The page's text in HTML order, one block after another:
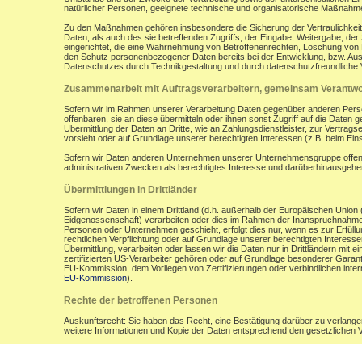
natürlicher Personen, geeignete technische und organisatorische
Zu den Maßnahmen gehören insbesondere die Sicherung der
Daten, als auch des sie betreffenden Zugriffs, der Eingabe, Weitergabe,
eingerichtet, die eine Wahrnehmung von Betroffenenrechten, Löschung
den Schutz personenbezogener Daten bereits bei der Entwicklung, bzw.
Datenschutzes durch Technikgestaltung und durch datenschutzfreundliche
Zusammenarbeit mit Auftragsverarbeitern, gemeinsam
Sofern wir im Rahmen unserer Verarbeitung Daten gegenüber anderen
offenbaren, sie an diese übermitteln oder ihnen sonst Zugriff auf die Daten
Übermittlung der Daten an Dritte, wie an Zahlungsdienstleister, zur
vorsieht oder auf Grundlage unserer berechtigten Interessen (z.B. beim
Sofern wir Daten anderen Unternehmen unserer Unternehmensgruppe
administrativen Zwecken als berechtigtes Interesse und
Übermittlungen in Drittländer
Sofern wir Daten in einem Drittland (d.h. außerhalb der Europäischen
Eidgenossenschaft) verarbeiten oder dies im Rahmen der
Personen oder Unternehmen geschieht, erfolgt dies nur, wenn es zur
rechtlichen Verpflichtung oder auf Grundlage unserer berechtigten
Übermittlung, verarbeiten oder lassen wir die Daten nur in Drittländern mit
zertifizierten US-Verarbeiter gehören oder auf Grundlage besonderer
EU-Kommission, dem Vorliegen von Zertifizierungen oder verbindlichen
EU-Kommission).
Rechte der betroffenen Personen
Auskunftsrecht: Sie haben das Recht, eine Bestätigung darüber zu
weitere Informationen und Kopie der Daten entsprechend den gesetzlichen